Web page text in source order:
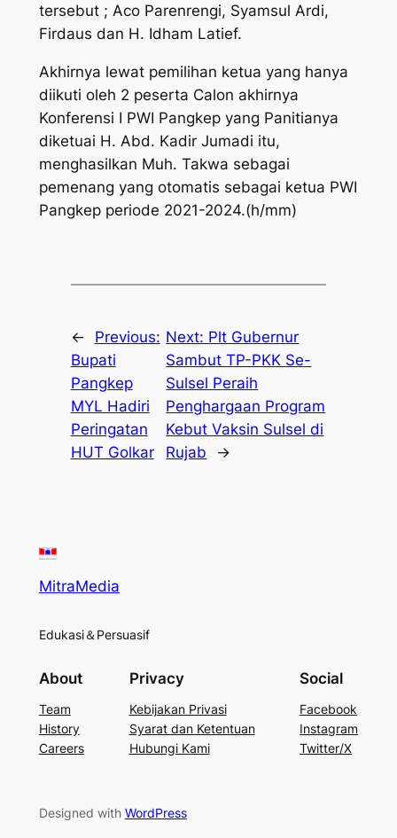
tersebut ; Aco Parenrengi, Syamsul Ardi,
Firdaus dan H. Idham Latief.
Akhirnya lewat pemilihan ketua yang hanya
diikuti oleh 2 peserta Calon akhirnya
Konferensi I PWI Pangkep yang Panitianya
diketuai H. Abd. Kadir Jumadi itu,
menghasilkan Muh. Takwa sebagai
pemenang yang otomatis sebagai ketua PWI
Pangkep periode 2021-2024.(h/mm)
←
Previous:
Bupati
Pangkep
MYL Hadiri
Peringatan
HUT Golkar
Next: Plt Gubernur
Sambut TP-PKK Se-
Sulsel Peraih
Penghargaan Program
Kebut Vaksin Sulsel di
Rujab
→
MitraMedia
Edukasi＆Persuasif
About
Team
History
Careers
Privacy
Kebijakan Privasi
Syarat dan Ketentuan
Hubungi Kami
Social
Facebook
Instagram
Twitter/X
Designed with WordPress